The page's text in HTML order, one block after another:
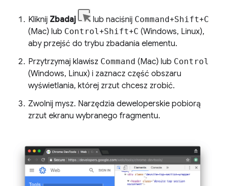
Kliknij Zbadaj lub naciśnij Command+Shift+C
(Mac) lub Control+Shift+C (Windows, Linux),
aby przejść do trybu zbadania elementu.
Przytrzymaj klawisz Command (Mac) lub Control
(Windows, Linux) i zaznacz część obszaru
wyświetlania, której zrzut chcesz zrobić.
Zwolnij mysz. Narzędzia deweloperskie pobiorą
zrzut ekranu wybranego fragmentu.